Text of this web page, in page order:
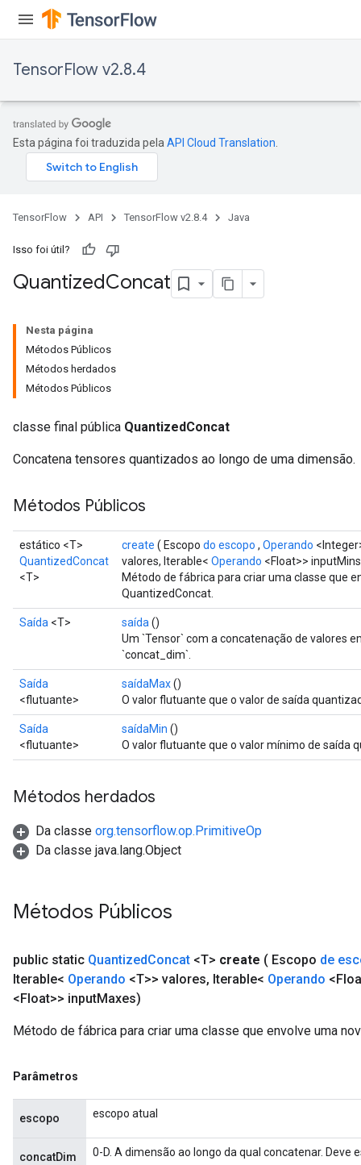
TensorFlow v2.8.4
Esta página foi traduzida pela API Cloud Translation
TensorFlow API TensorFlow v2.8.4 Java
Isso foi útil?
QuantizedConcat
Nesta página
Métodos Públicos
Métodos herdados
Métodos Públicos
classe final pública QuantizedConcat
Concatena tensores quantizados ao longo de uma dimensão.
Métodos Públicos
estático <T>
QuantizedConcat
<T>
create ( Escopo do escopo , Operando
valores, Iterable< Operando <Float>>
Método de fábrica para criar uma classe que
QuantizedConcat.
Saída <T> saída ()
Um `Tensor` com a concatenação de valores
`concat_dim`.
Saída
<flutuante>
saídaMax()
O valor flutuante que o valor de saída
Saída
<flutuante>
saídaMin ()
O valor flutuante que o valor mínimo de saída
Métodos herdados
Da classe org.tensorflow.op.PrimitiveOp
Da classe java.lang.Object
Métodos Públicos
public static QuantizedConcat <T> create ( Escopo de
Iterable< Operando <T>> valores, Iterable< Operando
<Float>> inputMaxes)
Método de fábrica para criar uma classe que envolve uma
Parâmetros
escopo escopo atual
concatDim 0-D. A dimensão ao longo da qual concatenar.